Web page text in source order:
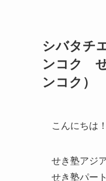
シバタチ
ンコク せ
ンコク）
こんにちは
せき塾アジ
せき塾パー